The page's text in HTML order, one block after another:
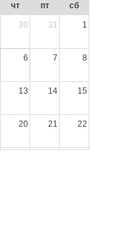
чт пт
сб
30 31 1
6 7 8
13 14 15
20 21 22